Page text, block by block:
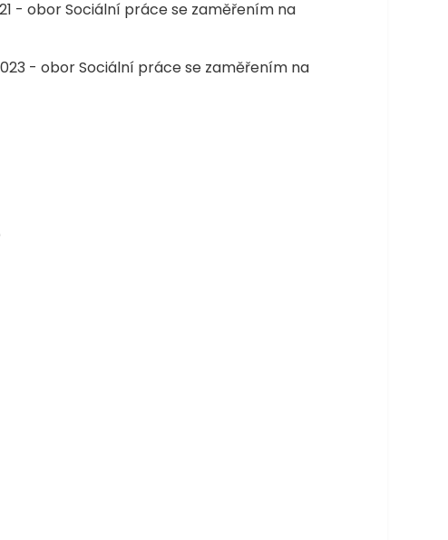
- obor Sociální práce se zaměřením na
- obor Sociální práce se zaměřením na